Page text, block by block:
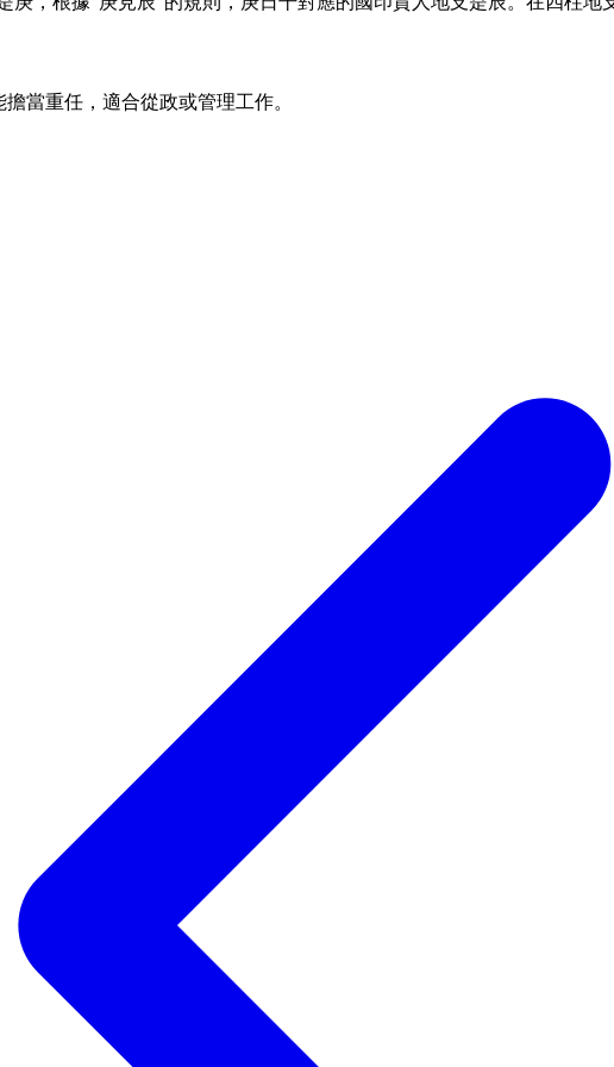
當重任，適合從政或管理工作。